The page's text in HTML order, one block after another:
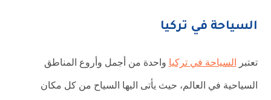
السياحة في تركيا
تعتبر السياحة في تركيا واحدة من أجمل وأروع المناطق
السياحية في العالم، حيث يأتى اليها السياح من كل مكان